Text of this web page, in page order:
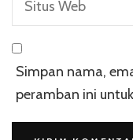
Simpan nama,
peramban ini